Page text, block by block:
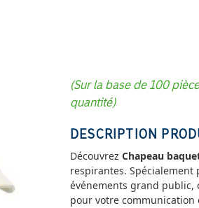
(Sur la base de 100
quantité)
DESCRIPTION
Découvrez Chapeau
respirantes. Spécialement
événements grand public,
pour votre communication